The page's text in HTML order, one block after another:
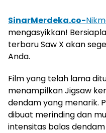
SinarMerdeka.co-
mengasyikkan!
terbaru Saw X akan
Anda.
Film yang telah lama
menampilkan Jigsaw
dendam yang menarik.
dibuat merinding dan
intensitas balas dendam